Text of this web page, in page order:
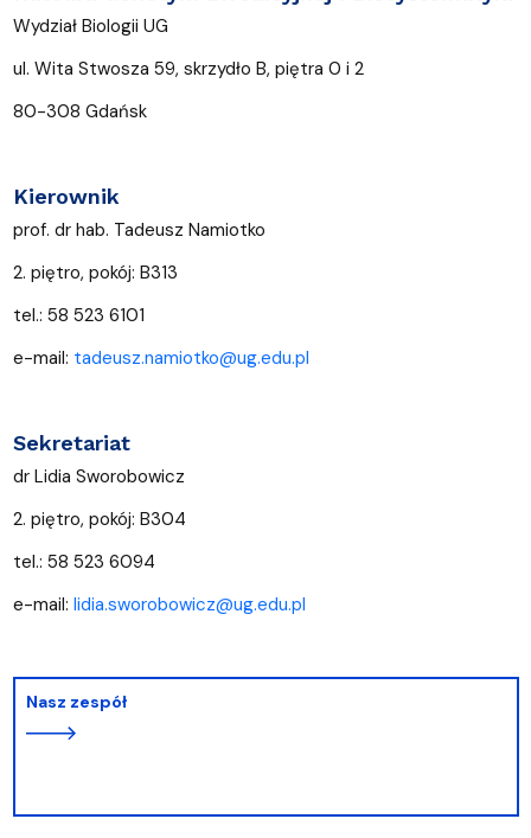
Wydział Biologii UG
ul. Wita Stwosza 59, skrzydło B, piętra 0 i 2
80-308 Gdańsk
Kierownik
prof. dr hab. Tadeusz Namiotko
2. piętro, pokój: B313
tel.: 58 523 6101
e-mail: tadeusz.namiotko@ug.edu.pl
Sekretariat
dr Lidia Sworobowicz
2. piętro, pokój: B304
tel.: 58 523 6094
e-mail: lidia.sworobowicz@ug.edu.pl
Nasz zespół